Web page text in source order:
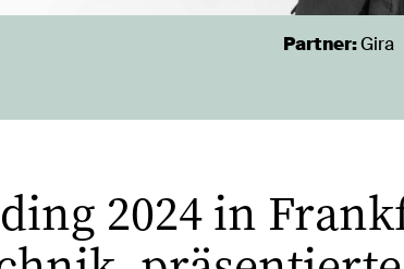
Partner:Gira
2024 in